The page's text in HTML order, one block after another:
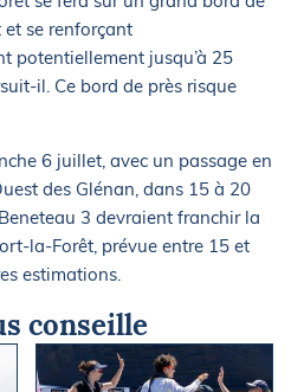
se renforçant
potentiellement jusqu’à 25
il. Ce bord de près risque
6 juillet, avec un passage en
des Glénan, dans 15 à 20
3 devraient franchir la
la-Forêt, prévue entre 15 et
estimations.
conseille